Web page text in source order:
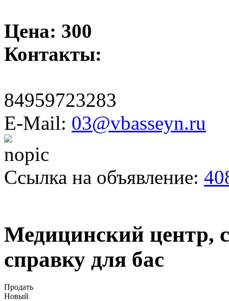
Цена: 300
Контакты:
84959723283
E-Mail: 03@vbasseyn.ru
Ссылка на объявление:
Медицинский центр,
справку для бас
Продать
Новый